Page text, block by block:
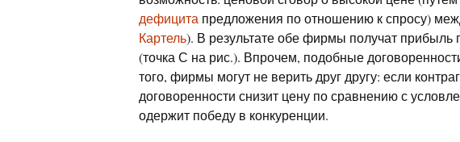
дефицита предложения по отношению к спросу)
Картель). В результате обе фирмы получат
(точка С на рис.). Впрочем, подобные
того, фирмы могут не верить друг другу: если
договоренности снизит цену по сравнению с
одержит победу в конкуренции.